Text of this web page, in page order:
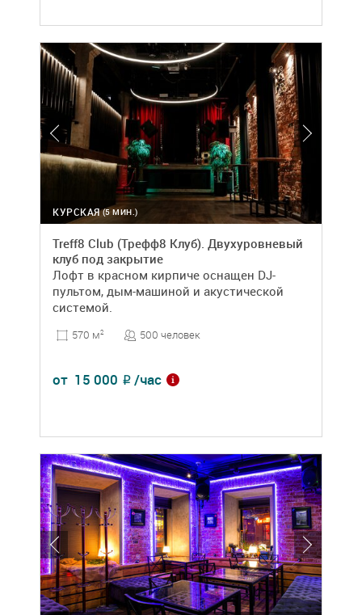
(5 МИН.)
КУРСКАЯ
Treff8 Club (Трефф8 Клуб). Двухуровневый
клуб под закрытие
Лофт в красном кирпиче оснащен DJ-
пультом, дым-машиной и акустической
системой.
570 м2 500 человек
от 15 000 ₽ /час